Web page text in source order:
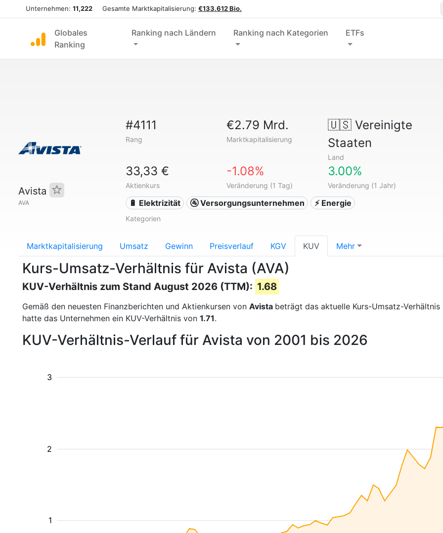
Unternehmen: 11,222 Gesamte Marktkapitalisierung: €133.612 Bio.
Globales
Ranking
Ranking nach Ländern Ranking nach Kategorien ETFs
Avista
AVA
#4111
Rang
€2.79 Mrd.
Marktkapitalisierung
🇺🇸Vereinigte
Staaten
Land
33,33 €
Aktienkurs
-1.08%
Veränderung (1 Tag)
3.00%
Veränderung (1 Jahr)
🔋 Elektrizität 🚰 Versorgungsunternehmen ⚡ Energie
Kategorien
Marktkapitalisierung Umsatz Gewinn Preisverlauf KGV KUV Mehr
Kurs-Umsatz-Verhältnis für Avista (AVA)
KUV-Verhältnis zum Stand August 2026 (TTM): 1.68
Gemäß den neuesten Finanzberichten und Aktienkursen von Avista beträgt das aktuelle Kurs-Umsatz-
hatte das Unternehmen ein KUV-Verhältnis von 1.71.
KUV-Verhältnis-Verlauf für Avista von 2001 bis 2026
1
2
3